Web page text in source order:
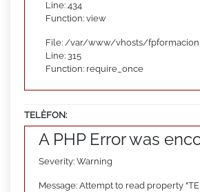
Line: 434
Function: view
File: /var/www/vhosts/
Line: 315
Function: require_once
TELÈFON:
A PHP Error was
Severity: Warning
Message: Attempt to read property